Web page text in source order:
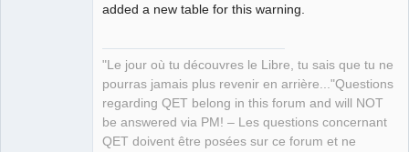
added a new table for this warning.
"Le jour où tu découvres le Libre, tu sais que tu ne
pourras jamais plus revenir en arrière..."Questions
regarding QET belong in this forum and will NOT
be answered via PM! – Les questions concernant
QET doivent être posées sur ce forum et ne